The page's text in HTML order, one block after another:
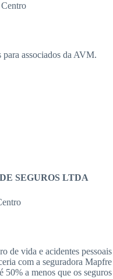
associados da AVM.
SEGUROS LTDA
de vida e acidentes pessoais
com a seguradora Mapfre
50% a menos que os seguros